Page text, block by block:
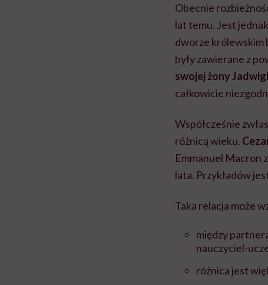
Obecnie
lat temu. Jest
dworze królewskim
były zawierane z
swojej żony
całkowicie
Współcześnie
różnicą wieku.
Emmanuel Macron
lata. Przykładów
Taka relacja może
między
nauczyciel-
różnica jest